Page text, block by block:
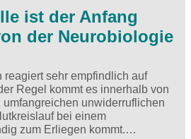
ist der Anfang
der Neurobiologie
reagiert sehr empfindlich auf
Regel kommt es innerhalb von
unwiderruflichen
bei einem
zum Erliegen kommt.…